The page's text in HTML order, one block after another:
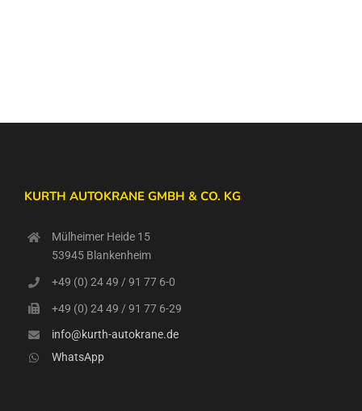
KURTH AUTOKRANE GMBH & CO. KG
Mülheimer Heide 15
53945 Blankenheim
+49 (0) 24 49 / 91 77 6-0
+49 (0) 24 49 / 91 77 6-29
info@kurth-autokrane.de
WhatsApp